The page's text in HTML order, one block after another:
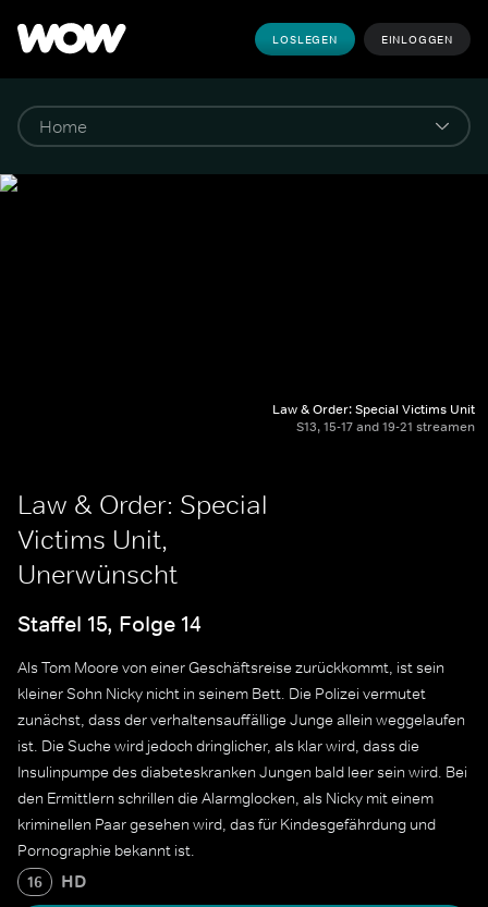
LOSLEGEN EINLOGGEN
Law & Order: Special Victims Unit
S13, 15-17 and 19-21 streamen
Law & Order: Special
Victims Unit,
Unerwünscht
Staffel 15, Folge 14
Als Tom Moore von einer Geschäftsreise zurückkommt, ist sein
kleiner Sohn Nicky nicht in seinem Bett. Die Polizei vermutet
zunächst, dass der verhaltensauffällige Junge allein weggelaufen
ist. Die Suche wird jedoch dringlicher, als klar wird, dass die
Insulinpumpe des diabeteskranken Jungen bald leer sein wird. Bei
den Ermittlern schrillen die Alarmglocken, als Nicky mit einem
kriminellen Paar gesehen wird, das für Kindesgefährdung und
Pornographie bekannt ist.
16
HD